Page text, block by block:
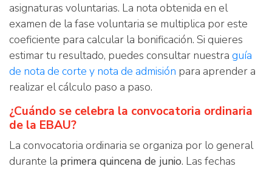
asignaturas voluntarias. La nota obtenida en el
examen de la fase voluntaria se multiplica por este
coeficiente para calcular la bonificación. Si quieres
estimar tu resultado, puedes consultar nuestra guía
de nota de corte y nota de admisión para aprender a
realizar el cálculo paso a paso.
¿Cuándo se celebra la convocatoria ordinaria
de la EBAU?
La convocatoria ordinaria se organiza por lo general
durante la primera quincena de junio. Las fechas